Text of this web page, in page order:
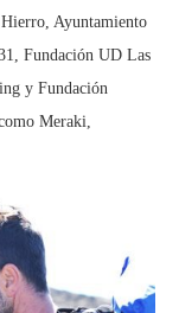
Ayuntamiento
Fundación UD Las
y Fundación
Meraki,